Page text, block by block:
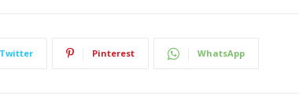
Twitter Pinterest WhatsApp